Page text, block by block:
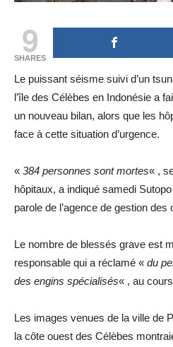
9
SHARES
Le puissant séisme suivi d’un
l’île des Célèbes en Indonésie a
un nouveau bilan, alors que les
face à cette situation d’urgence.
« 384 personnes sont mortes« ,
hôpitaux, a indiqué samedi
parole de l’agence de gestion des
Le nombre de blessés grave est
responsable qui a réclamé « du
des engins spécialisés« , au
Les images venues de la ville de
la côte ouest des Célèbes